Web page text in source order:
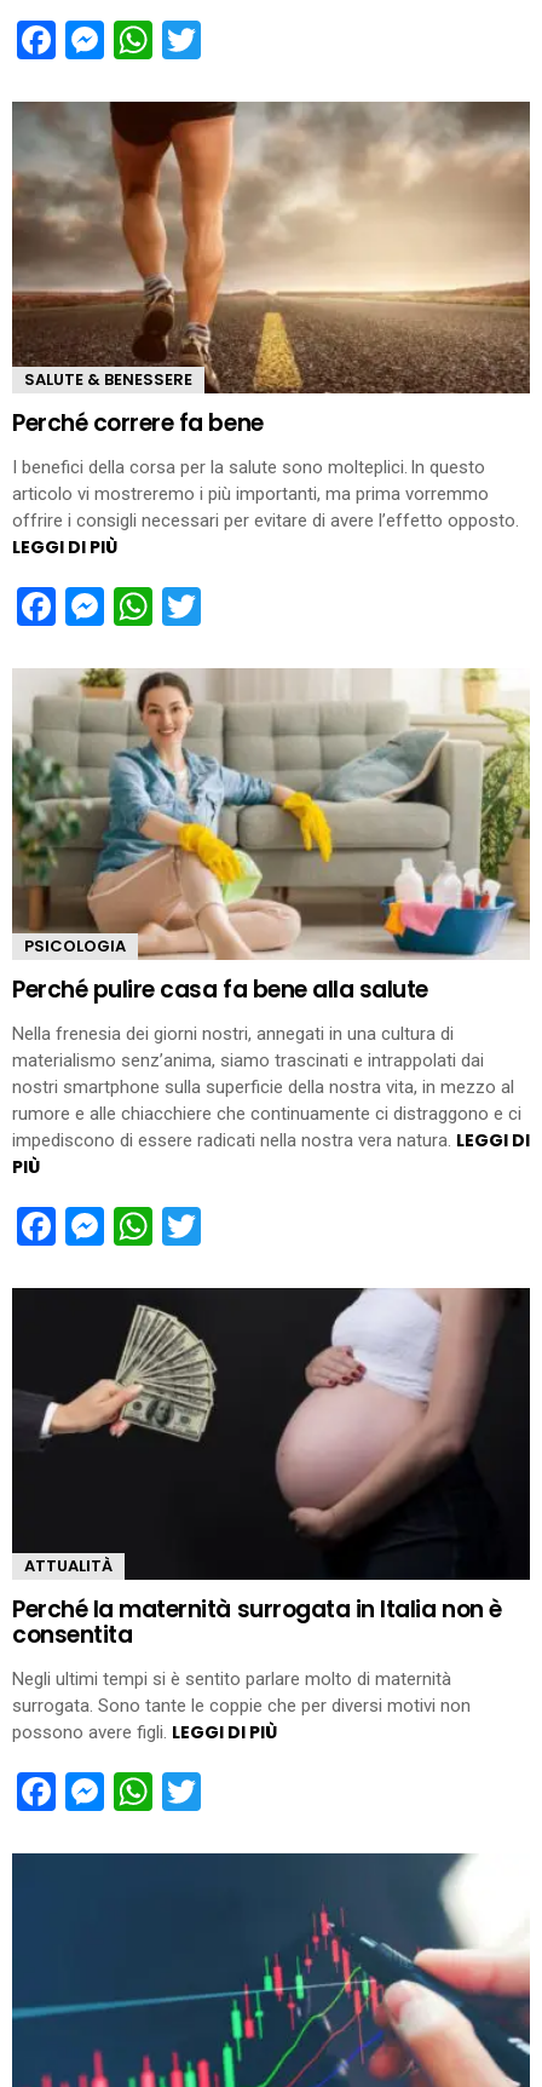
Facebook
Messenger
WhatsApp
SALUTE & BENESSERE
Perché correre fa bene
I benefici della corsa per la salute sono molteplici. In questo
articolo vi mostreremo i più importanti, ma prima vorremmo
offrire i consigli necessari per evitare di avere l’effetto opposto.
LEGGI DI PIÙ
Facebook
Messenger
WhatsApp
PSICOLOGIA
Perché pulire casa fa bene alla salute
Nella frenesia dei giorni nostri, annegati in una cultura di
materialismo senz’anima, siamo trascinati e intrappolati dai
nostri smartphone sulla superficie della nostra vita, in mezzo al
rumore e alle chiacchiere che continuamente ci distraggono e ci
impediscono di essere radicati nella nostra vera natura. LEGGI DI
PIÙ
Facebook
Messenger
WhatsApp
ATTUALITÀ
Perché la maternità surrogata in Italia non è
consentita
Negli ultimi tempi si è sentito parlare molto di maternità
surrogata. Sono tante le coppie che per diversi motivi non
possono avere figli. LEGGI DI PIÙ
Facebook
Messenger
WhatsApp